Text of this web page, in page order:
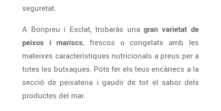
seguretat.
A Bonpreu i Esclat, trobaràs una gran varietat de
peixos i mariscs, frescos o congelats amb les
mateixes característiques nutricionals a preus per a
totes les butxaques. Pots fer els teus encàrrecs a la
secció de peixateria i gaudir de tot el sabor dels
productes del mar.